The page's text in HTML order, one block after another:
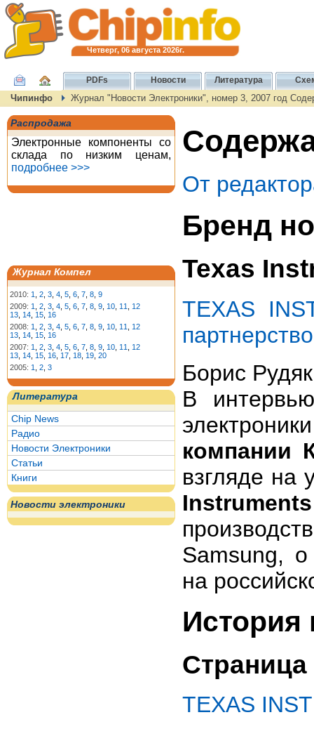
Четверг, 06 августа 2026г.
PDFs Новости Литература
Чипинфо Журнал "Новости Электроники", номер 3, 2007 год
Распродажа
Электронные компоненты со
склада по низким ценам,
подробнее >>>
Журнал Компел
2010: 1 2 3 4 5 6 7 8 9
2009: 1 2 3 4 5 6 7 8 9 10 11
12
13 14 15 16
2008: 1 2 3 4 5 6 7 8 9 10 11
12
13 14 15 16
2007: 1 2 3 4 5 6 7 8 9 10 11
12
13 14 15 16 17 18 19 20
2005: 1 2 3
Литература
Chip News
Радио
Новости Электроники
Статьи
Книги
Новости электроники
От
Бренд
Texas
TEXAS
партнерство
Борис Рудяк
В
компании
взгляде на
Instruments
Samsung,
на
История
Страница
TEXAS